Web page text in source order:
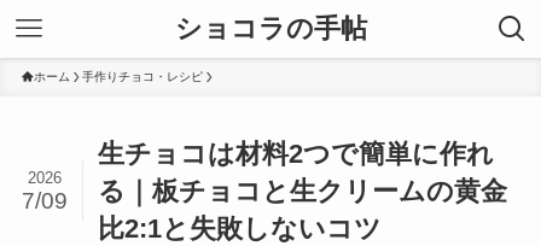
ショコラの手帖
ホーム 手作りチョコ・レシピ
生チョコは材料2つで簡単に作れ
る｜板チョコと生クリームの黄金
比2:1と失敗しないコツ
2026
7/09